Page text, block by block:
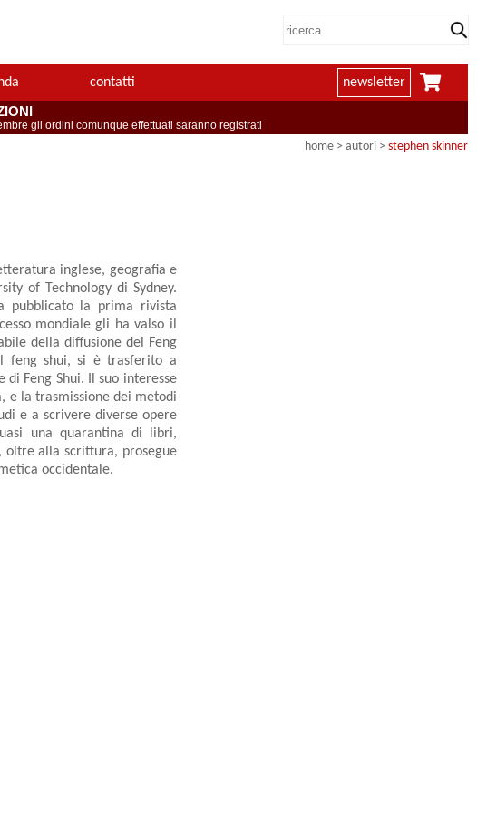
contatti newsletter
gli ordini comunque effettuati saranno registrati
home > autori > stephen skinner
inglese, geografia e
of Technology di Sydney.
pubblicato la prima rivista
mondiale gli ha valso il
della diffusione del Feng
feng shui, si è trasferito a
Feng Shui. Il suo interesse
e la trasmissione dei metodi
e a scrivere diverse opere
una quarantina di libri,
alla scrittura, prosegue
occidentale.